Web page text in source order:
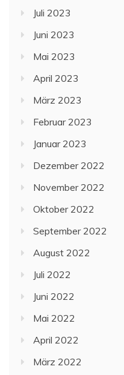
Juli 2023
Juni 2023
Mai 2023
April 2023
März 2023
Februar 2023
Januar 2023
Dezember 2022
November 2022
Oktober 2022
September 2022
August 2022
Juli 2022
Juni 2022
Mai 2022
April 2022
März 2022